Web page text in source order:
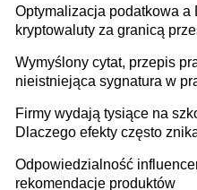
Optymalizacja podatkowa a
kryptowaluty za granicą
Wymyślony cytat, przepis
nieistniejąca sygnatura w
firmie
Firmy wydają tysiące na
Dlaczego efekty często
Odpowiedzialność
rekomendacje produktów